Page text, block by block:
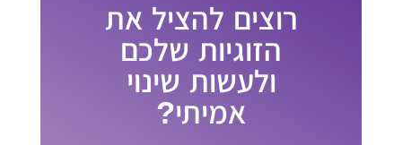
רוצים להציל את
הזוגיות שלכם
ולעשות שינוי
אמיתי?